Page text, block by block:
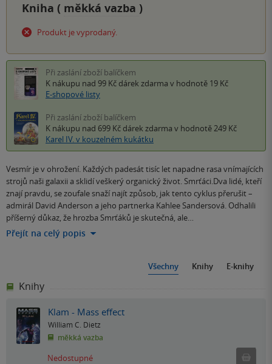
Kniha ( měkká vazba )
Produkt je vyprodaný.
Při zaslání zboží balíčkem
K nákupu nad 99 Kč dárek zdarma v hodnotě 19 Kč
E-shopové listy
Při zaslání zboží balíčkem
K nákupu nad 699 Kč dárek zdarma v hodnotě 249 Kč
Karel IV. v kouzelném kukátku
Vesmír je v ohrožení. Každých padesát tisíc let napadne rasa vnímajících
strojů naši galaxii a sklidí veškerý organický život. Smrťáci.Dva lidé, kteří
znají pravdu, se zoufale snaží najít způsob, jak tento cyklus přerušit –
admirál David Anderson a jeho partnerka Kahlee Sandersová. Odhalili
příšerný důkaz, že hrozba Smrťáků je skutečná, ale…
Přejít na celý popis
Všechny Knihy E-knihy
Knihy
Klam - Mass effect
William C. Dietz
měkká vazba
Nedostupné